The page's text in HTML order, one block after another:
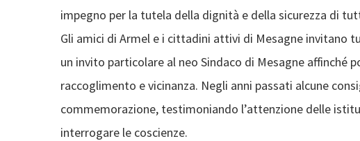
impegno per la tutela della dignità e della sicurezza di
Gli amici di Armel e i cittadini attivi di Mesagne invitano
un invito particolare al neo Sindaco di Mesagne affinché
raccoglimento e vicinanza. Negli anni passati alcune
commemorazione, testimoniando l’attenzione delle
interrogare le coscienze.